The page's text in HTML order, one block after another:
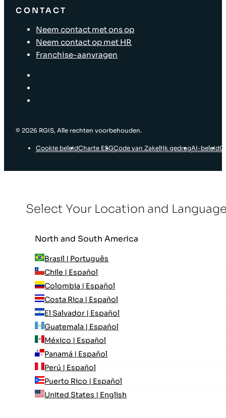
CONTACT
Neem contact met ons op
Neem contact op met HR
Franchise-aanvragen
© ‎2026 RGIS, Alle rechten voorbehouden.
Cookie beleidCharte ESGCode van Zakelijk gedragAI-beleid
Select Your Location and
North and South America
Brasil | Português
Chile | Español
Colombia | Español
Costa Rica | Español
El Salvador | Español
Guatemala | Español
México | Español
Panamá | Español
Perú | Español
Puerto Rico | Español
United States | English